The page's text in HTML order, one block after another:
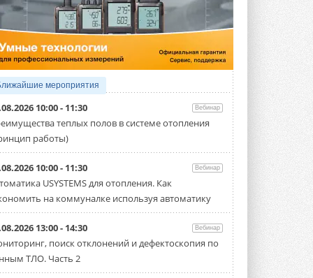
5 АВГУСТА 2026
21-й ежегодный форум
«ЦОД-2026»
Мероприятие пройдет 2-3 сентября в
отеле Radisson Slavyanskaya. Форум
посетит более двух тысяч участников ...
5 АВГУСТА 2026
Китайская Shenling представила
«воздух-вода» на R290
Серия ThermaX R290 All-In-One
включает три модели ...
Тепловые насосы в связке с
солнечной генерацией и
накопителем снижают
потребление на 60%
Исследователи из Италии установили ...
4 АВГУСТА 2026
мероприятия
10:00 - 11:30 Вебинар
теплых полов в системе отопления
работы)
10:00 - 11:30 Вебинар
USYSTEMS для отопления. Как
на коммуналке используя автоматику
13:00 - 14:30 Вебинар
поиск отклонений и дефектоскопия по
ТЛО. Часть 2